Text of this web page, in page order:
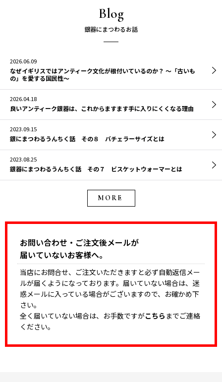
Blog
2026.06.09
なぜイギリスではアンティーク文化が根付いているのか？ 〜「古いも
の」を愛する国民性〜
2026.04.18
良いアンティーク銀器は、これからますます手に入りにくくなる理由
2023.09.15
銀にまつわるうんちく話 その８ バチェラーサイズとは
2023.08.25
銀器にまつわるうんちく話 その７ ビスケットウォーマーとは
MORE
お問い合わせ・ご注文後メールが
届いていないお客様へ。
当店にお問合せ、ご注文いただきますと必ず自動返信メー
ルが届くようになっております。届いていない場合は、迷
惑メールに入っている場合がございますので、お確かめ下
さい。
全く届いていない場合は、お手数ですがこちら までご連絡
ください。